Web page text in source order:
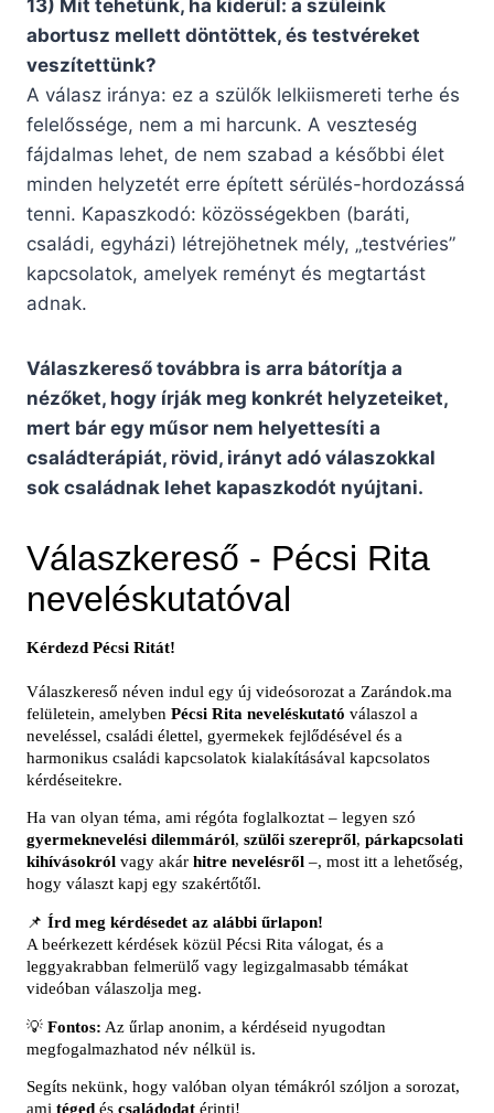
13) Mit tehetünk, ha kiderül: a szüleink
abortusz mellett döntöttek, és testvéreket
veszítettünk?
A válasz iránya: ez a szülők lelkiismereti terhe és
felelőssége, nem a mi harcunk. A veszteség
fájdalmas lehet, de nem szabad a későbbi élet
minden helyzetét erre épített sérülés-hordozássá
tenni. Kapaszkodó: közösségekben (baráti,
családi, egyházi) létrejöhetnek mély, „testvéries”
kapcsolatok, amelyek reményt és megtartást
adnak.
Válaszkereső továbbra is arra bátorítja a
nézőket, hogy írják meg konkrét helyzeteiket,
mert bár egy műsor nem helyettesíti a
családterápiát, rövid, irányt adó válaszokkal
sok családnak lehet kapaszkodót nyújtani.